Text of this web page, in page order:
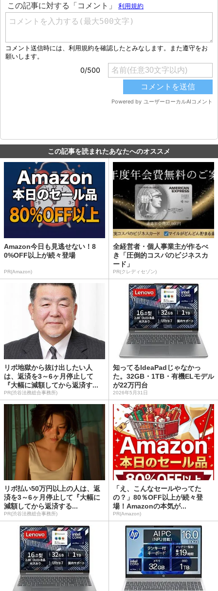
この記事を読まれたあなたへのオススメ
Amazon今日も見逃せない！8
0%OFF以上が続々登場
PR(Amazon)
全経営者・個人事業主が作るべ
き「圧倒的コスパのビジネスカ
ード」
PR(クレディセゾン)
リボ地獄から抜け出したい人
は、返済を3～6ヶ月停止して
『大幅に減額してから返済す...
PR(渋谷法務総合事務所)
知ってるIdeaPadじゃなかっ
た。32GB・1TB・有機ELモデル
が22万円台
2026年5月31日
リボ払い50万円以上の人は、返
済を3～6ヶ月停止して『大幅に
減額してから返済する...
PR(渋谷法務総合事務所)
「え、こんなセールやってた
の？」80％OFF以上が続々登
場！Amazonの本気が...
PR(Amazon)